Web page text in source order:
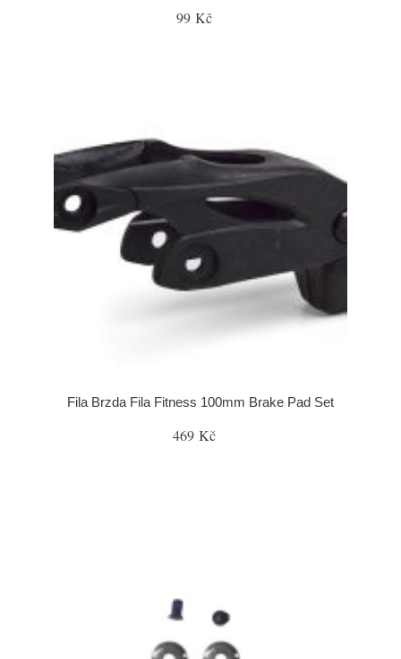
99 Kč
Fila Brzda Fila Fitness 100mm Brake Pad Set
469 Kč